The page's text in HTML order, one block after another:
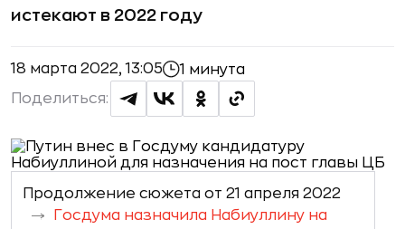
истекают в 2022 году
18 марта 2022, 13:05 1 минута
Поделиться:
Продолжение сюжета от 21 апреля 2022
Госдума назначила Набиуллину на